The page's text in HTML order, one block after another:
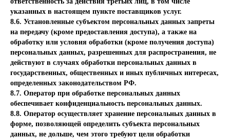
указанных в настоящем пункте поставщиков услуг.
8.6. Установленные субъектом персональных данных запреты
на передачу (кроме предоставления доступа), а также на
обработку или условия обработки (кроме получения доступа)
персональных данных, разрешенных для распространения, не
действуют в случаях обработки персональных данных в
государственных, общественных и иных публичных интересах,
определенных законодательством РФ.
8.7. Оператор при обработке персональных данных
обеспечивает конфиденциальность персональных данных.
8.8. Оператор осуществляет хранение персональных данных в
форме, позволяющей определить субъекта персональных
данных, не дольше, чем этого требуют цели обработки